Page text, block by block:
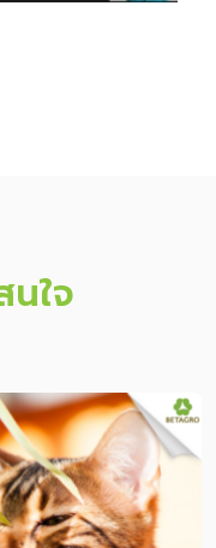
ใจ